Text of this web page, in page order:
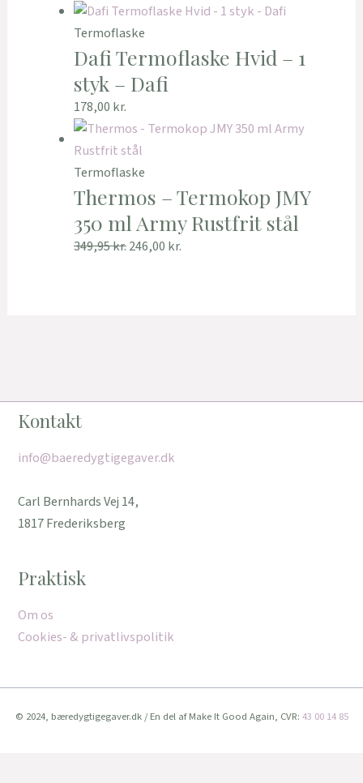
Termoflaske
Dafi Termoflaske Hvid – 1
styk – Dafi
178,00 kr.
Termoflaske
Thermos – Termokop JMY
350 ml Army Rustfrit stål
349,95kr.246,00 kr.
Kontakt
info@baeredygtigegaver.dk
Carl Bernhards Vej 14,
1817 Frederiksberg
Praktisk
Om os
Cookies- & privatlivspolitik
© 2024, bæredygtigegaver.dk / En del af Make It Good Again, CVR: 43 00 14 85